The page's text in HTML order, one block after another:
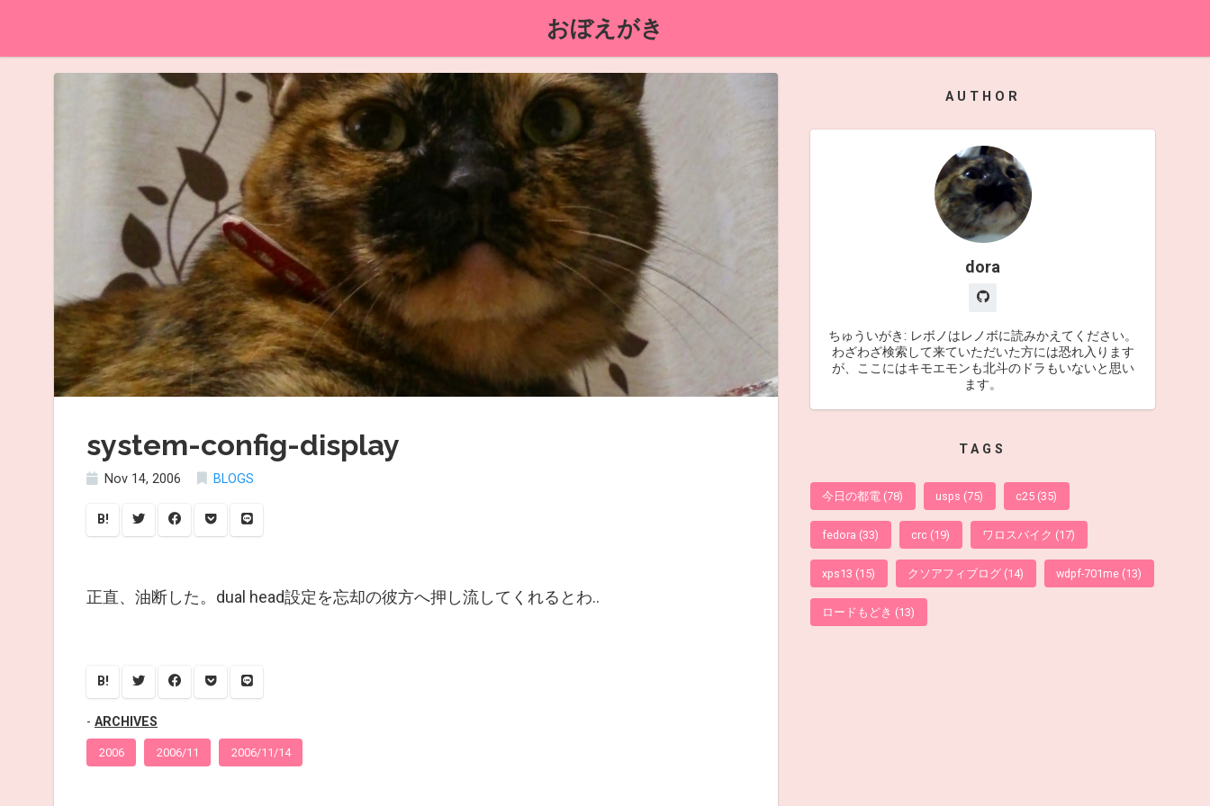
おぼえがき
system-config-display
Nov 14, 2006 BLOGS
B!
正直、油断した。dual head設定を忘却の彼方へ押し流してくれるとわ..
B!
ARCHIVES
2006 2006/11 2006/11/14
AUTHOR
dora
ちゅういがき: レボノはレノボに読みかえてください。
わざわざ検索して来ていただいた方には恐れ入ります
が、ここにはキモエモンも北斗のドラもいないと思い
ます。
TAGS
今日の都電 (78) usps (75) c25 (35)
fedora (33) crc (19) ワロスバイク (17)
xps13 (15) クソアフィブログ (14) wdpf-701me (13)
ロードもどき (13)